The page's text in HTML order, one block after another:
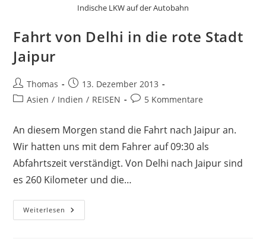
Indische LKW auf der Autobahn
Fahrt von Delhi in die rote Stadt
Jaipur
Beitrags-
Autor:
Thomas
Beitrag
veröffentlicht:
13. Dezember 2013
Beitrags-
Asien / Indien / REISEN
Beitrags-
5 Kommentare
An diesem Morgen stand die Fahrt nach Jaipur an.
Wir hatten uns mit dem Fahrer auf 09:30 als
Abfahrtszeit verständigt. Von Delhi nach Jaipur sind
es 260 Kilometer und die…
Weiterlesen Fahrt
Von